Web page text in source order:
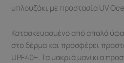
μπλουζάκι με προστασία UV
Κατασκευασμένο από απαλό
στο δέρμα και προσφέρει
UPF40+. Τα μακριά μανίκια